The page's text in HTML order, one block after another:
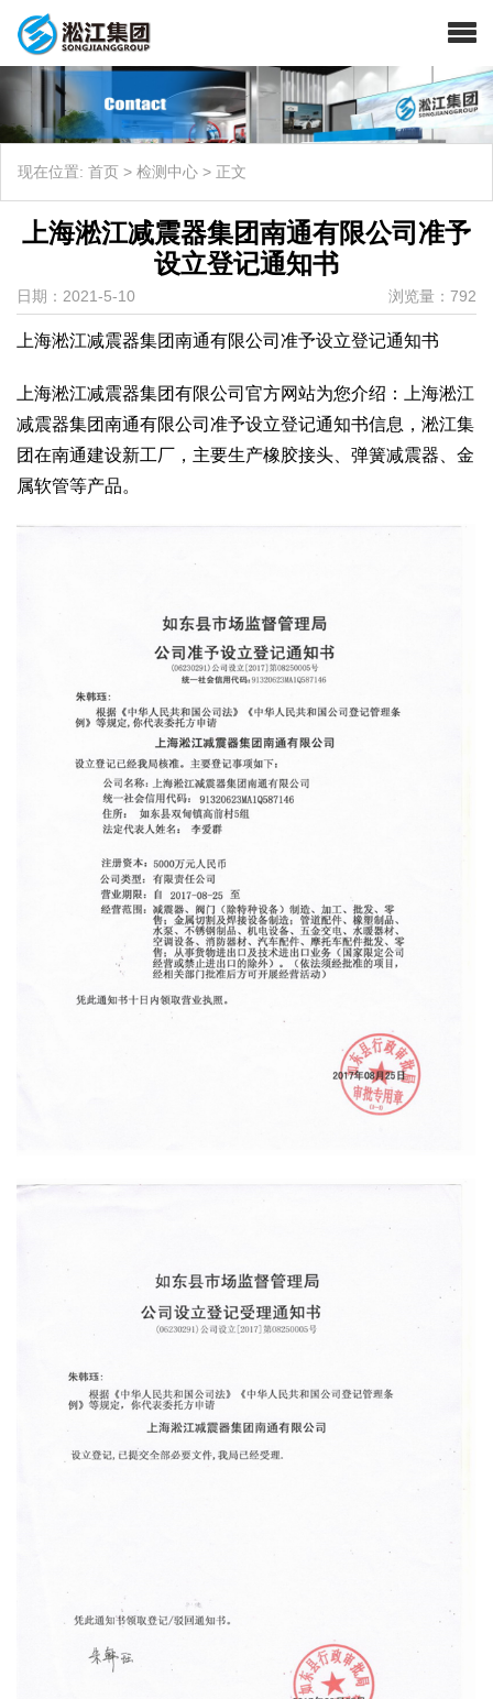
现在位置: 首页 > 检测中心 > 正文
上海淞江减震器集团南通有限公司准予
设立登记通知书
日期：2021-5-10 浏览量：792
上海淞江减震器集团南通有限公司准予设立登记通知书
上海淞江减震器集团有限公司官方网站为您介绍：上海淞江
减震器集团南通有限公司准予设立登记通知书信息，淞江集
团在南通建设新工厂，主要生产橡胶接头、弹簧减震器、金
属软管等产品。